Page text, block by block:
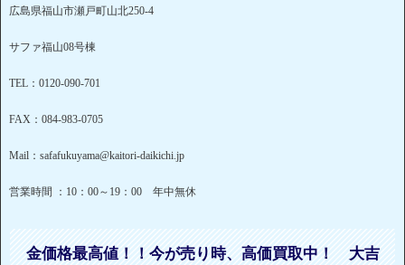
広島県福山市瀬戸町山北250-4
サファ福山08号棟
TEL：0120-090-701
FAX：084-983-0705
Mail：safafukuyama@kaitori-daikichi.jp
営業時間 ：10：00～19：00 年中無休
金価格最高値！！今が売り時、高価買取中！ 大吉